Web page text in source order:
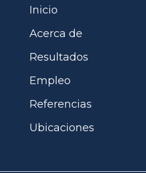
Inicio
Acerca de
Resultados
Empleo
Referencias
Ubicaciones